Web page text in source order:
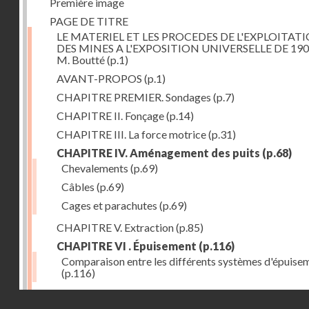
PAGE DE TITRE
LE MATERIEL ET LES PROCEDES DE
DES MINES A L'EXPOSITION UNIVERSELLE DE
M. Boutté(p.1)
AVANT-PROPOS (p.1)
CHAPITRE PREMIER. Sondages (p.7)
CHAPITRE II. Fonçage(p.14)
CHAPITRE III. La force motrice(p.31)
CHAPITRE IV. Aménagement des puits (p.68)
Chevalements (p.69)
Câbles (p.69)
Cages et parachutes (p.69)
CHAPITRE V. Extraction(p.85)
CHAPITRE VI . Épuisement (p.116)
Comparaison entre les différents systèmes
(p.116)